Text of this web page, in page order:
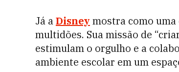
Já aDisney mostra como
multidões. Sua missão de
estimulam o orgulho e a
ambiente escolar em um